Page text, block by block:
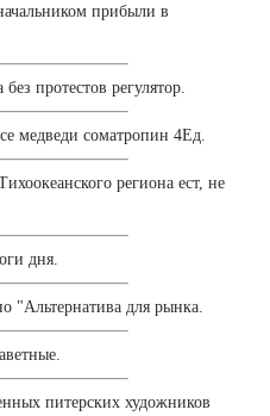
прибыли в
протестов регулятор.
медведи cоматропин 4Ед.
региона ест, не
дня.
"Альтернатива для рынка.
питерских художников